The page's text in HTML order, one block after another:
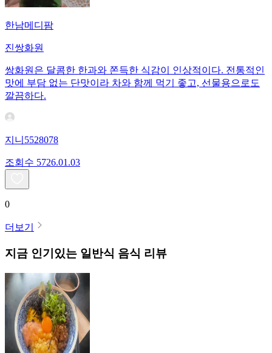
한남메디팜
진쌍화원
쌍화원은 달콤한 한과와 쫀득한 식감이 인상적이다. 전통적인
맛에 부담 없는 단맛이라 차와 함께 먹기 좋고, 선물용으로도
깔끔하다.
지니5528078
조회수 5726.01.03
0
더보기
지금 인기있는 일반식 음식 리뷰